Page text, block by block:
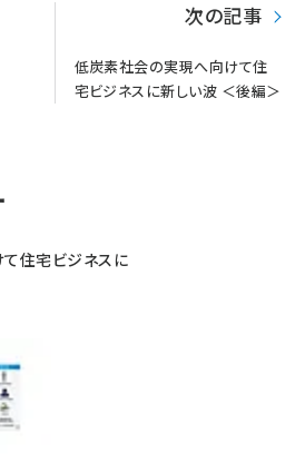
次の記事
低炭素社会の実現へ向けて住
宅ビジネスに新しい波 ＜後編＞
住宅ビジネスに